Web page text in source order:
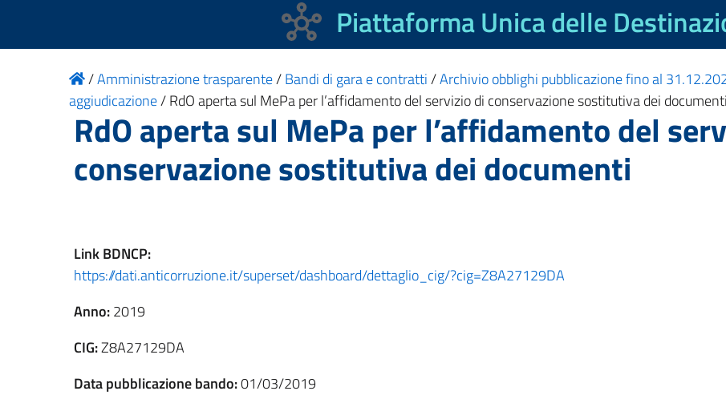
Piattaforma Unica delle
/Amministrazione trasparente/Bandi di gara e contratti/Archivio obblighi pubblicazione fino al
aggiudicazione/RdO aperta sul MePa per l’affidamento del servizio di conservazione sostitutiva dei documenti
RdO aperta sul MePa per l’affidamento del
conservazione sostitutiva dei documenti
LinkBDNCP:
https://dati.anticorruzione.it/superset/dashboard/dettaglio_cig/?cig=Z8A27129DA
Anno:2019
CIG:Z8A27129DA
Data pubblicazione bando:01/03/2019